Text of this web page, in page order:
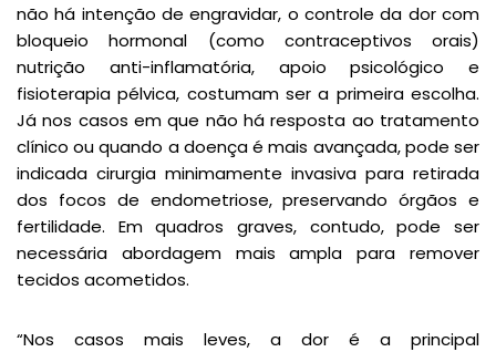
não há intenção de engravidar, o controle da dor com
bloqueio hormonal (como contraceptivos orais)
nutrição anti-inflamatória, apoio psicológico e
fisioterapia pélvica, costumam ser a primeira escolha.
Já nos casos em que não há resposta ao tratamento
clínico ou quando a doença é mais avançada, pode ser
indicada cirurgia minimamente invasiva para retirada
dos focos de endometriose, preservando órgãos e
fertilidade. Em quadros graves, contudo, pode ser
necessária abordagem mais ampla para remover
tecidos acometidos.
“Nos casos mais leves, a dor é a principal